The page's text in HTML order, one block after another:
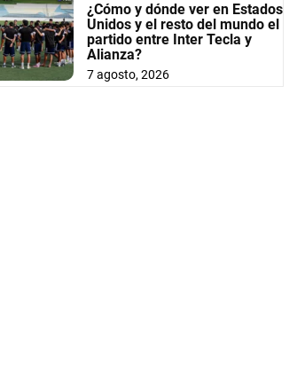
¿Cómo y dónde ver en Estados
Unidos y el resto del mundo el
partido entre Inter Tecla y
Alianza?
7 agosto, 2026